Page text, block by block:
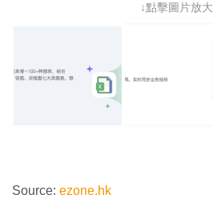
↓點擊圖片放
Source: ezone.hk